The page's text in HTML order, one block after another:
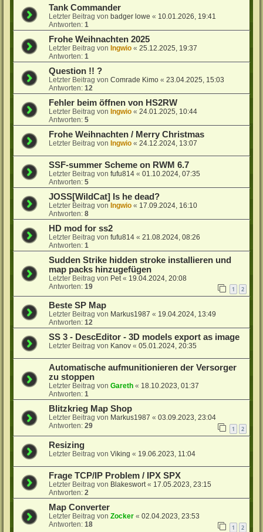
Tank Commander
Letzter Beitrag vonbadger lowe « 10.01.2026, 19:41
Antworten:1
Frohe Weihnachten 2025
Letzter Beitrag vonIngwio «25.12.2025, 19:37
Antworten:1
Question !! ?
Letzter Beitrag vonComrade Kimo «23.04.2025, 15:03
Antworten:12
Fehler beim öffnen von HS2RW
Letzter Beitrag vonIngwio «24.01.2025, 10:44
Antworten:5
Frohe Weihnachten / Merry Christmas
Letzter Beitrag vonIngwio «24.12.2024, 13:07
SSF-summer Scheme on RWM 6.7
Letzter Beitrag vonfufu814 «01.10.2024, 07:35
Antworten:5
JOSS[WildCat] Is he dead?
Letzter Beitrag vonIngwio « 17.09.2024, 16:10
Antworten:8
HD mod for ss2
Letzter Beitrag vonfufu814 «21.08.2024, 08:26
Antworten:1
Sudden Strike hidden stroke installieren und
map packs hinzugefügen
Letzter Beitrag von Pet « 19.04.2024, 20:08
Antworten:19 1 2
Beste SP Map
Letzter Beitrag von Markus1987 « 19.04.2024, 13:49
Antworten:12
SS 3 - DescEditor - 3D models export as image
Letzter Beitrag von Kanov «05.01.2024, 20:35
Automatische aufmunitionieren der Versorger
zu stoppen
Letzter Beitrag vonGareth « 18.10.2023, 01:37
Antworten:1
Blitzkrieg Map Shop
Letzter Beitrag von Markus1987 «03.09.2023, 23:04
Antworten:29 1 2
Resizing
Letzter Beitrag vonViking « 19.06.2023, 11:04
Frage TCP/IP Problem / IPX SPX
Letzter Beitrag von Blakeswort« 17.05.2023, 23:15
Antworten:2
Map Converter
Letzter Beitrag vonZocker «02.04.2023, 23:53
Antworten:18 1 2